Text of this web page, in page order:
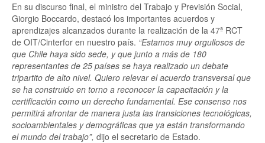
En su discurso final, el ministro del Trabajo y Previsión Social,
Giorgio Boccardo, destacó los importantes acuerdos y
aprendizajes alcanzados durante la realización de la 47ª RCT
de OIT/Cinterfor en nuestro país. “Estamos muy orgullosos de
que Chile haya sido sede, y que junto a más de 180
representantes de 25 países se haya realizado un debate
tripartito de alto nivel. Quiero relevar el acuerdo transversal que
se ha construido en torno a reconocer la capacitación y la
certificación como un derecho fundamental. Ese consenso nos
permitirá afrontar de manera justa las transiciones tecnológicas,
socioambientales y demográficas que ya están transformando
el mundo del trabajo”, dijo el secretario de Estado.